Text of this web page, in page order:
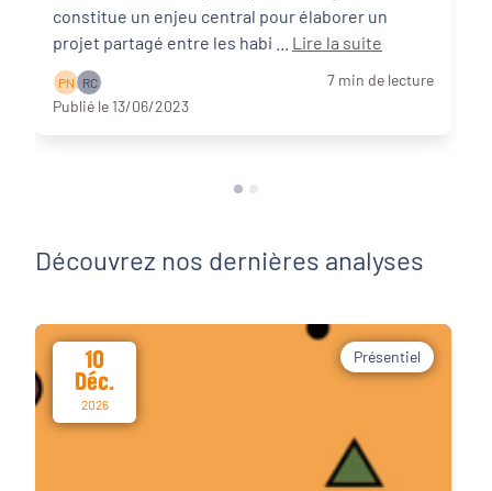
constitue un enjeu central pour élaborer un
Lire la suite
P N R C
7 min de lecture
Publié le 13/06/2023
Découvrez nos dernières analyses
10
Déc.
2026
Présentiel